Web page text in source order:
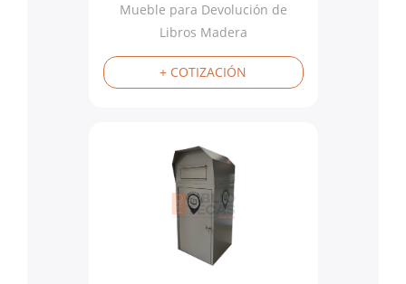
Mueble para Devolución de
Libros Madera
+ COTIZACIÓN